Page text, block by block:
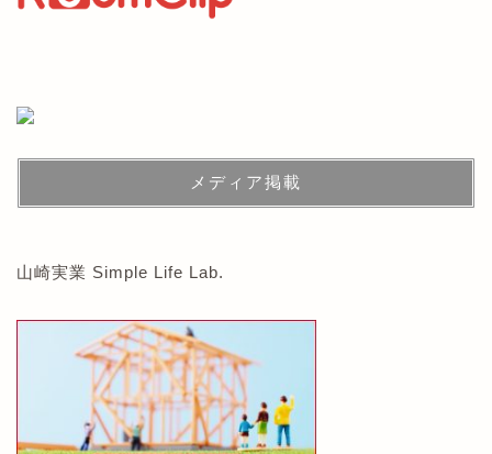
メディア掲載
山崎実業 Simple Life Lab.